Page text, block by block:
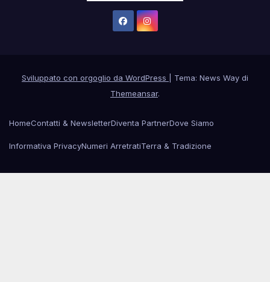
Sviluppato con orgoglio da WordPress
Tema: News Way di
Themeansar.
HomeContatti & NewsletterDiventa PartnerDove Siamo
Informativa PrivacyNumeri ArretratiTerra & Tradizione